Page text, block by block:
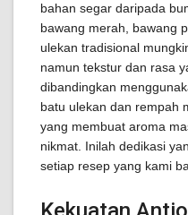
bahan segar daripada
bawang merah, bawang
ulekan tradisional
namun tekstur dan rasa
dibandingkan
batu ulekan dan rempah
yang membuat aroma
nikmat. Inilah dedikasi
setiap resep yang kami